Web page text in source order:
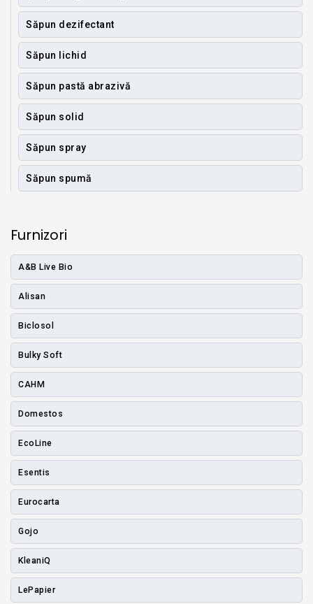
Săpun dezifectant
Săpun lichid
Săpun pastă abrazivă
Săpun solid
Săpun spray
Săpun spumă
Furnizori
A&B Live Bio
Alisan
Biclosol
Bulky Soft
CAHM
Domestos
EcoLine
Esentis
Eurocarta
Gojo
KleaniQ
LePapier